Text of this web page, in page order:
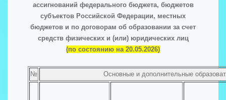
ассигнований федерального бюджета, бюджетов
субъектов Российской Федерации, местных
бюджетов и по договорам об образовании за счет
средств физических и (или) юридических лиц
(по состоянию на 20.05.2026)
№ Основные и дополнительные